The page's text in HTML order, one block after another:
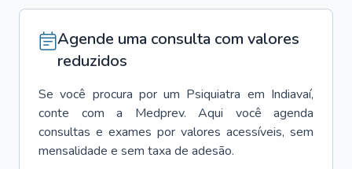
Agende uma consulta com valores
reduzidos
Se você procura por um Psiquiatra em Indiavaí,
conte com a Medprev. Aqui você agenda
consultas e exames por valores acessíveis, sem
mensalidade e sem taxa de adesão.